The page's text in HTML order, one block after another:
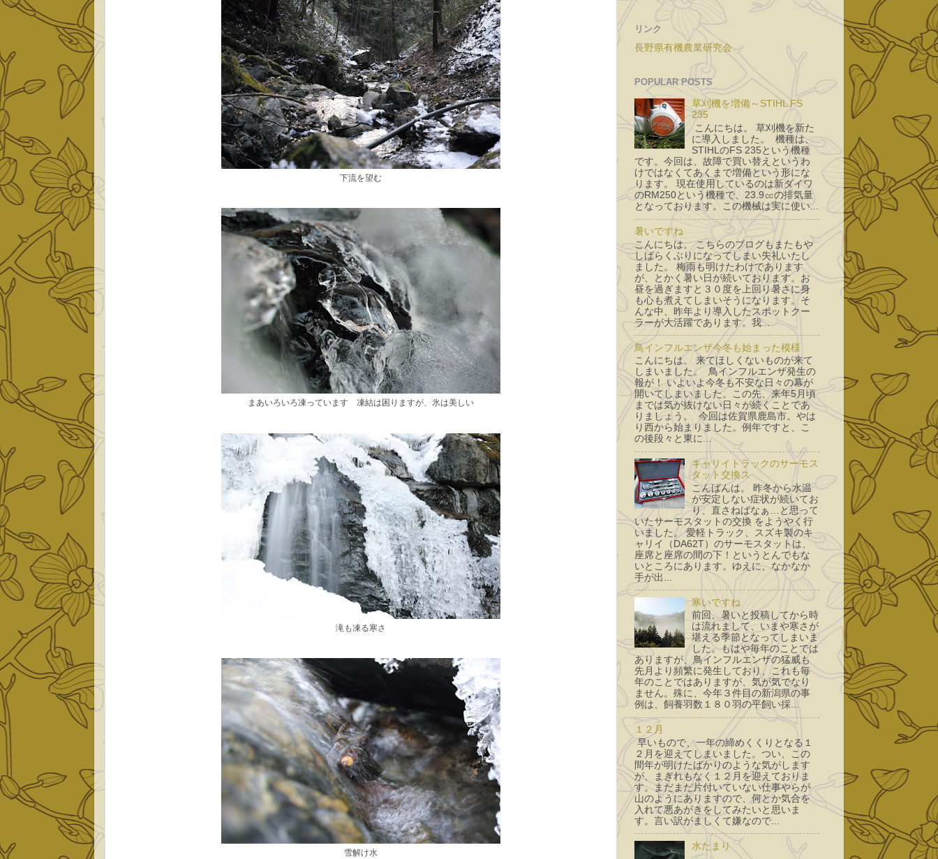
下流を望む
まあいろいろ凍っています 凍結は困りますが、氷は美しい
滝も凍る寒さ
雪解け水
リンク
長野県有機農業研究会
POPULAR POSTS
草刈機を増備～STIHL FS
235
こんにちは。 草刈機を新た
に導入しました。 機種は、
STIHLのFS 235という機種
です。今回は、故障で買い替えというわ
けではなくてあくまで増備という形にな
ります。 現在使用しているのは新ダイワ
のRM250という機種で、23.9㏄の排気量
となっております。この機械は実に使い...
暑いですね
こんにちは。 こちらのブログもまたもや
しばらくぶりになってしまい失礼いたし
ました。 梅雨も明けたわけであります
が、とかく暑い日が続いております。お
昼を過ぎますと３０度を上回り暑さに身
も心も煮えてしまいそうになります。そ
んな中、昨年より導入したスポットクー
ラーが大活躍であります。我...
鳥インフルエンザ今冬も始まった模様
こんにちは。 来てほしくないものが来て
しまいました。 鳥インフルエンザ発生の
報が！ いよいよ今冬も不安な日々の幕が
開いてしまいました。この先、来年5月頃
までは気が抜けない日々が続くことであ
りましょう。 今回は佐賀県鹿島市。やは
り西から始まりました。例年ですと、こ
の後段々と東に...
キャリイトラックのサーモス
タット交換ス
こんばんは。 昨冬から水温
が安定しない症状が続いてお
り、直さねばなぁ…と思って
いたサーモスタットの交換 をようやく行
いました。 愛軽トラック、スズキ製のキ
ャリイ（DA62T）のサーモスタットは、
座席と座席の間の下！というとんでもな
いところにあります。ゆえに、なかなか
手が出...
寒いですね
前回、暑いと投稿してから時
は流れまして、いまや寒さが
堪える季節となってしまいま
した。もはや毎年のことでは
ありますが、鳥インフルエンザの猛威も
先月より頻繁に発生しており、これも毎
年のことではありますが、気が気でなり
ません。殊に、今年３件目の新潟県の事
例は、飼養羽数１８０羽の平飼い採...
１２月
早いもので、一年の締めくくりとなる１
２月を迎えてしまいました。つい、この
間年が明けたばかりのような気がします
が、まぎれもなく１２月を迎えておりま
す。まだまだ片付いていない仕事やらが
山のようにありますので、何とか気合を
入れて悪あがきをしてみたいと思いま
す。言い訳がましくて嫌なので...
水たまり